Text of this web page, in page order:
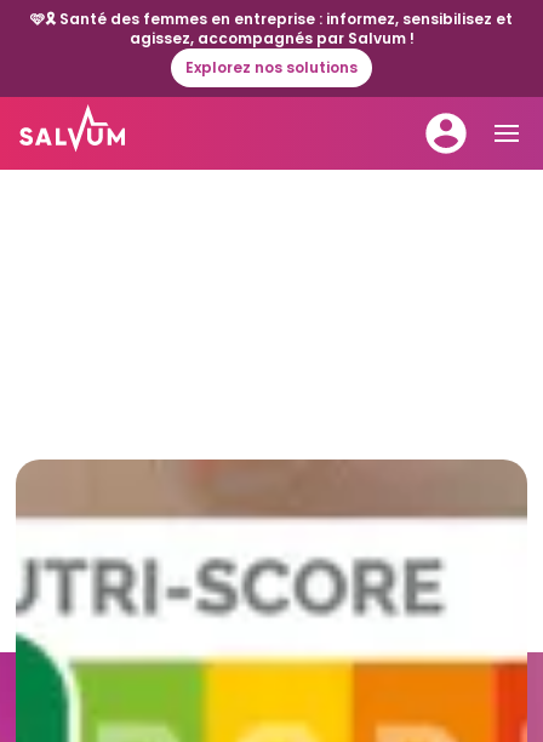
🩷🎗️ Santé des femmes en entreprise : informez, sensibilisez et
agissez, accompagnés par Salvum !
Explorez nos solutions